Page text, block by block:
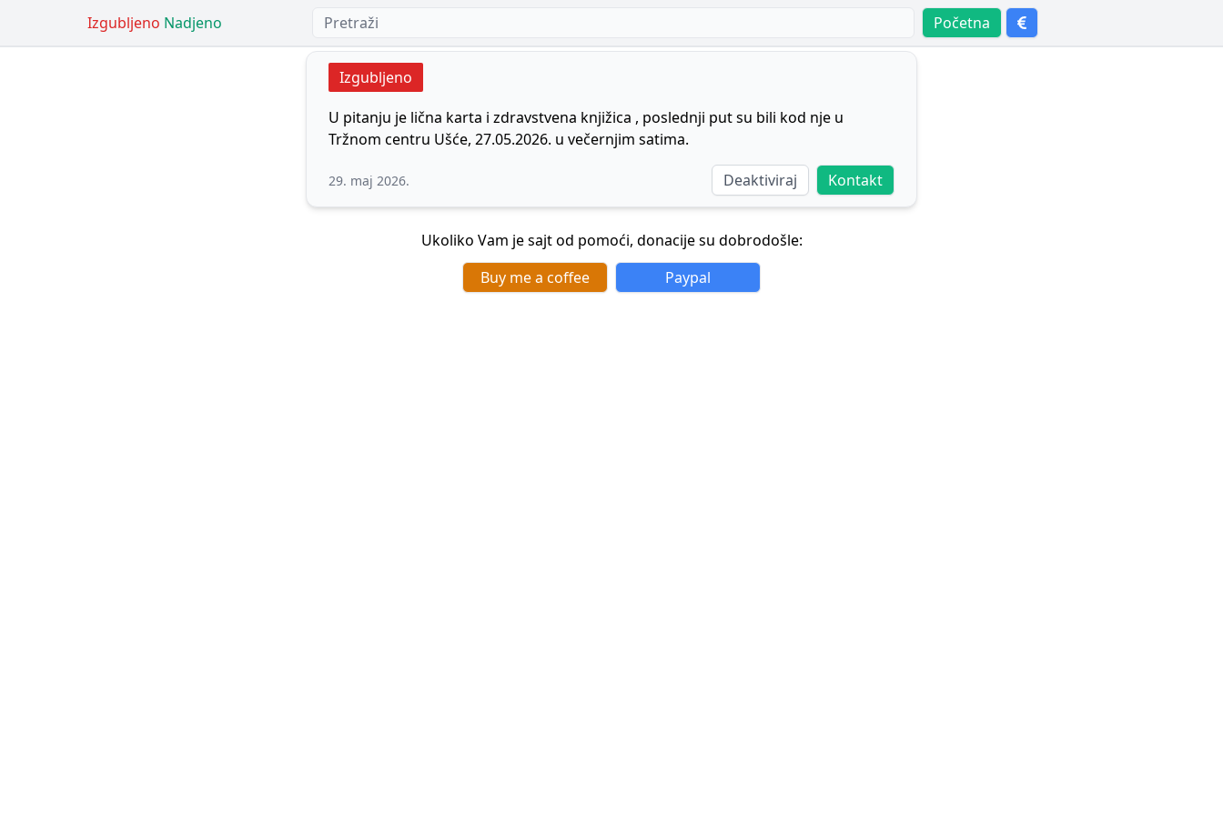
Izgubljeno Nadjeno Početna
Izgubljeno
U pitanju je lična karta i zdravstvena knjižica , poslednji put su bili kod nje u
Tržnom centru Ušće, 27.05.2026. u večernjim satima.
29. maj 2026. Deaktiviraj Kontakt
Ukoliko Vam je sajt od pomoći, donacije su dobrodošle:
Buy me a coffee
Paypal